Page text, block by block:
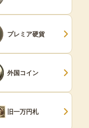
プレミア硬貨
外国コイン
旧一万円札